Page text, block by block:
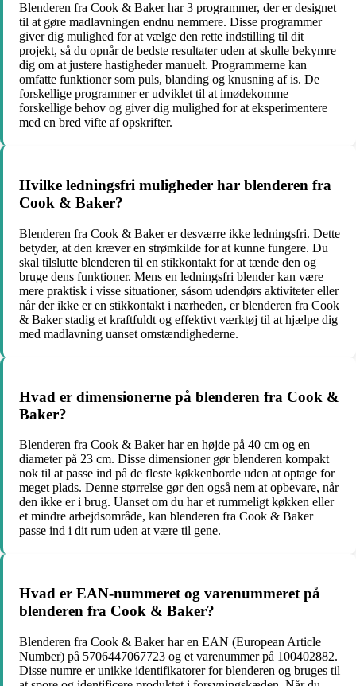
Blenderen fra Cook & Baker har 3 programmer, der er designet
til at gøre madlavningen endnu nemmere. Disse programmer
giver dig mulighed for at vælge den rette indstilling til dit
projekt, så du opnår de bedste resultater uden at skulle bekymre
dig om at justere hastigheder manuelt. Programmerne kan
omfatte funktioner som puls, blanding og knusning af is. De
forskellige programmer er udviklet til at imødekomme
forskellige behov og giver dig mulighed for at eksperimentere
med en bred vifte af opskrifter.
Hvilke ledningsfri muligheder har blenderen fra
Cook & Baker?
Blenderen fra Cook & Baker er desværre ikke ledningsfri. Dette
betyder, at den kræver en strømkilde for at kunne fungere. Du
skal tilslutte blenderen til en stikkontakt for at tænde den og
bruge dens funktioner. Mens en ledningsfri blender kan være
mere praktisk i visse situationer, såsom udendørs aktiviteter eller
når der ikke er en stikkontakt i nærheden, er blenderen fra Cook
& Baker stadig et kraftfuldt og effektivt værktøj til at hjælpe dig
med madlavning uanset omstændighederne.
Hvad er dimensionerne på blenderen fra Cook &
Baker?
Blenderen fra Cook & Baker har en højde på 40 cm og en
diameter på 23 cm. Disse dimensioner gør blenderen kompakt
nok til at passe ind på de fleste køkkenborde uden at optage for
meget plads. Denne størrelse gør den også nem at opbevare, når
den ikke er i brug. Uanset om du har et rummeligt køkken eller
et mindre arbejdsområde, kan blenderen fra Cook & Baker
passe ind i dit rum uden at være til gene.
Hvad er EAN-nummeret og varenummeret på
blenderen fra Cook & Baker?
Blenderen fra Cook & Baker har en EAN (European Article
Number) på 5706447067723 og et varenummer på 100402882.
Disse numre er unikke identifikatorer for blenderen og bruges til